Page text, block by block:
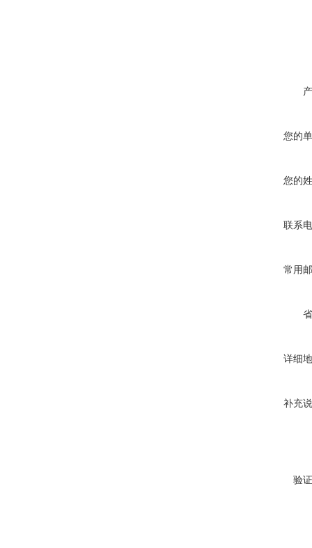
您的
您的
联系
常用
详细
补充
验